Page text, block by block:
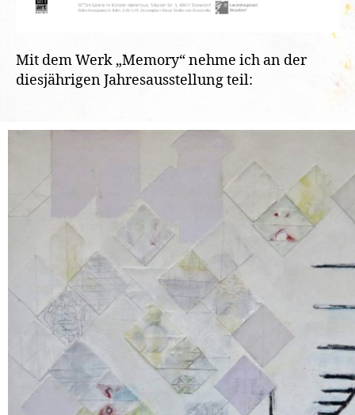
Mit dem Werk „Memory“ nehme ich an der
diesjährigen Jahresausstellung teil: